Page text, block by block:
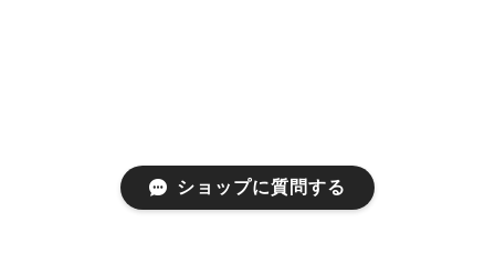
ショップに質問する